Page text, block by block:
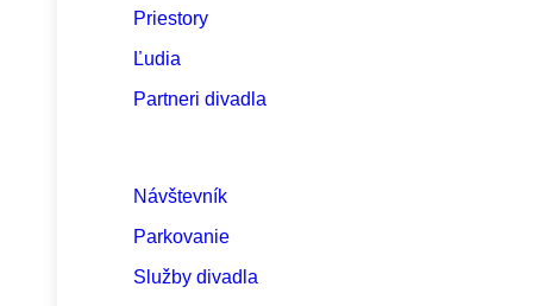
Priestory
Ľudia
Partneri divadla
Návštevník
Parkovanie
Služby divadla